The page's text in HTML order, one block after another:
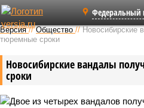
Федеральный
Версия //Общество //Новосибирские
тюремные сроки
Новосибирские вандалы
сроки